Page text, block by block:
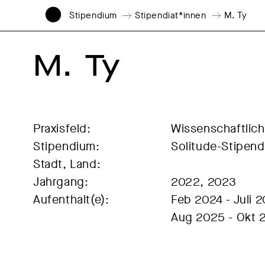
Stipendium Stipendiat*innen M. Ty
M.  Ty
Praxisfeld:
Wissenschaftlich
Stipendium:
Solitude-
Stadt, Land:
Jahrgang:
2022, 2023
Aufenthalt(e):
Feb 2024 - Juli
Aug 2025 - Okt